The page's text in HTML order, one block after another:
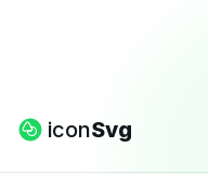
iconSvg